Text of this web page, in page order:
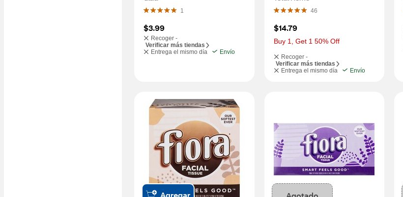
1
$3.99
Recoger -
Verificar más tiendas
Entrega el mismo día
Envío
46
$14.79
Buy 1, Get 1 50% Off
Recoger -
Verificar más tiendas
Entrega el mismo día
Envío
Agregar